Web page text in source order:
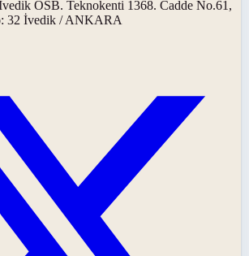
OSB. Teknokenti 1368. Cadde No.61,
32 İvedik / ANKARA